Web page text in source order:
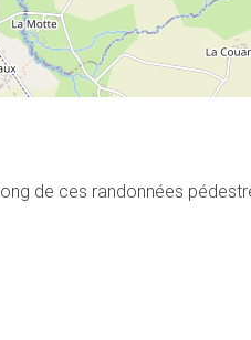
de ces randonnées